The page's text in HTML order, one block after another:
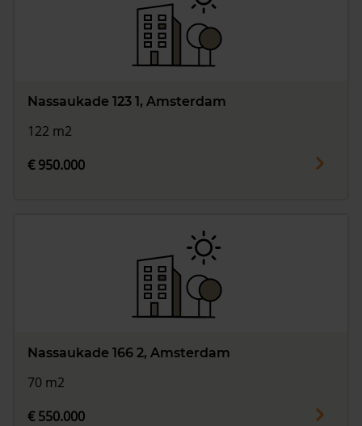
Nassaukade 123 1, Amsterdam
122 m2
€ 950.000
Nassaukade 166 2, Amsterdam
70 m2
€ 550.000